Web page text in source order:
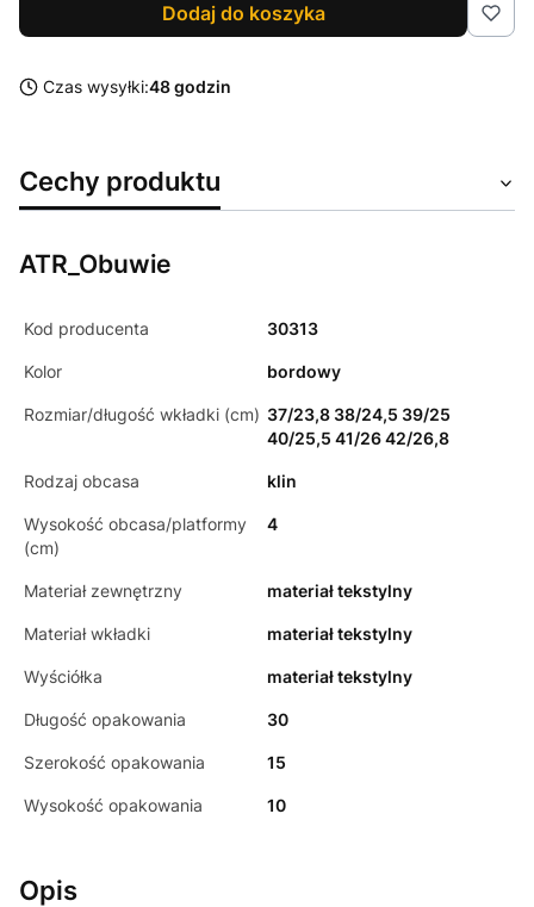
Dodaj do koszyka
Czas wysyłki:48 godzin
Cechy produktu
ATR_Obuwie
Kod producenta 30313
Kolor bordowy
Rozmiar/długość wkładki (cm) 37/23,8 38/24,5 39/25
40/25,5 41/26 42/26,8
Rodzaj obcasa klin
Wysokość obcasa/platformy
(cm)
4
Materiał zewnętrzny materiał tekstylny
Materiał wkładki materiał tekstylny
Wyściółka materiał tekstylny
Długość opakowania 30
Szerokość opakowania 15
Wysokość opakowania 10
Opis